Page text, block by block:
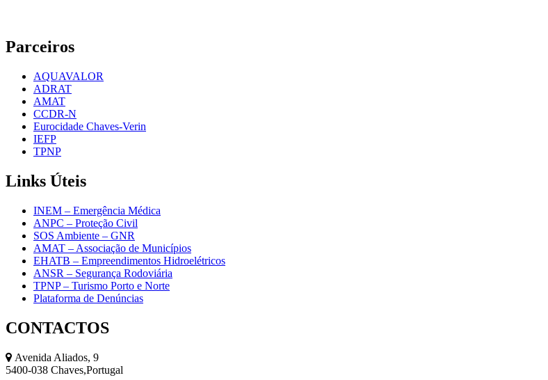
Parceiros
AQUAVALOR
ADRAT
AMAT
CCDR-N
Eurocidade Chaves-Verin
IEFP
TPNP
Links Úteis
INEM – Emergência Médica
ANPC – Proteção Civil
SOS Ambiente – GNR
AMAT – Associação de Municípios
EHATB – Empreendimentos Hidroelétricos
ANSR – Segurança Rodoviária
TPNP – Turismo Porto e Norte
Plataforma de Denúncias
CONTACTOS
Avenida Aliados, 9
5400-038 Chaves,Portugal